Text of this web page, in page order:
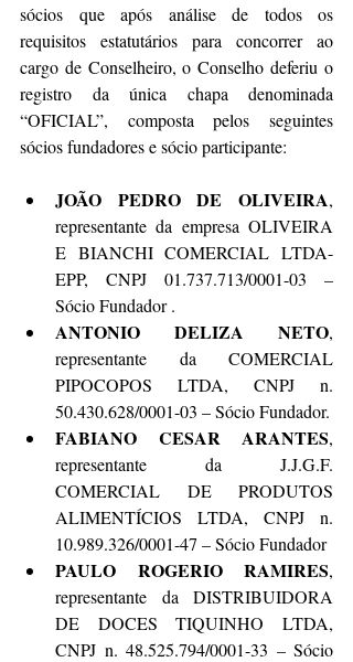
sócios que após análise de todos os
requisitos estatutários para concorrer ao
cargo de Conselheiro, o Conselho deferiu o
registro da única chapa denominada
“OFICIAL”, composta pelos seguintes
sócios fundadores e sócio participante:
JOÃO PEDRO DE OLIVEIRA,
representante da empresa OLIVEIRA
E BIANCHI COMERCIAL LTDA-
EPP, CNPJ 01.737.713/0001-03 –
Sócio Fundador .
ANTONIO DELIZA NETO,
representante da COMERCIAL
PIPOCOPOS LTDA, CNPJ n.
50.430.628/0001-03 – Sócio Fundador.
FABIANO CESAR ARANTES,
representante da J.J.G.F.
COMERCIAL DE PRODUTOS
ALIMENTÍCIOS LTDA, CNPJ n.
10.989.326/0001-47 – Sócio Fundador
PAULO ROGERIO RAMIRES,
representante da DISTRIBUIDORA
DE DOCES TIQUINHO LTDA,
CNPJ n. 48.525.794/0001-33 – Sócio